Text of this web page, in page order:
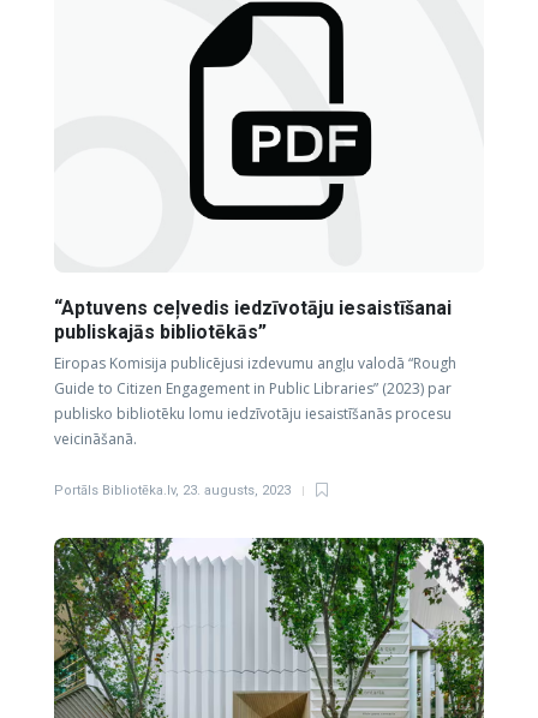
“Aptuvens ceļvedis iedzīvotāju iesaistīšanai
publiskajās bibliotēkās”
Eiropas Komisija publicējusi izdevumu angļu valodā “Rough
Guide to Citizen Engagement in Public Libraries” (2023) par
publisko bibliotēku lomu iedzīvotāju iesaistīšanās procesu
veicināšanā.
Portāls Bibliotēka.lv, 23. augusts, 2023